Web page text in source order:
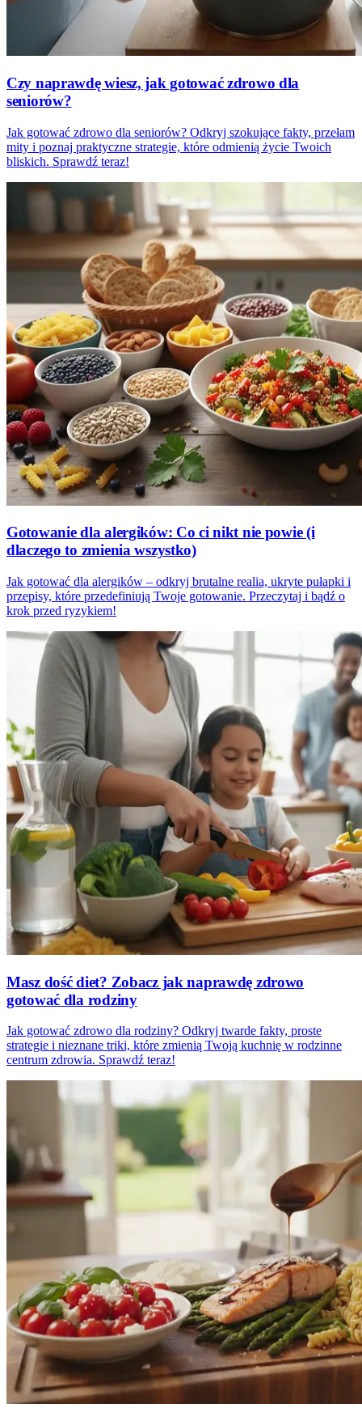
Czy naprawdę wiesz, jak gotować zdrowo dla
seniorów?
Jak gotować zdrowo dla seniorów? Odkryj szokujące fakty, przełam
mity i poznaj praktyczne strategie, które odmienią życie Twoich
bliskich. Sprawdź teraz!
Gotowanie dla alergików: Co ci nikt nie powie (i
dlaczego to zmienia wszystko)
Jak gotować dla alergików – odkryj brutalne realia, ukryte pułapki i
przepisy, które przedefiniują Twoje gotowanie. Przeczytaj i bądź o
krok przed ryzykiem!
Masz dość diet? Zobacz jak naprawdę zdrowo
gotować dla rodziny
Jak gotować zdrowo dla rodziny? Odkryj twarde fakty, proste
strategie i nieznane triki, które zmienią Twoją kuchnię w rodzinne
centrum zdrowia. Sprawdź teraz!